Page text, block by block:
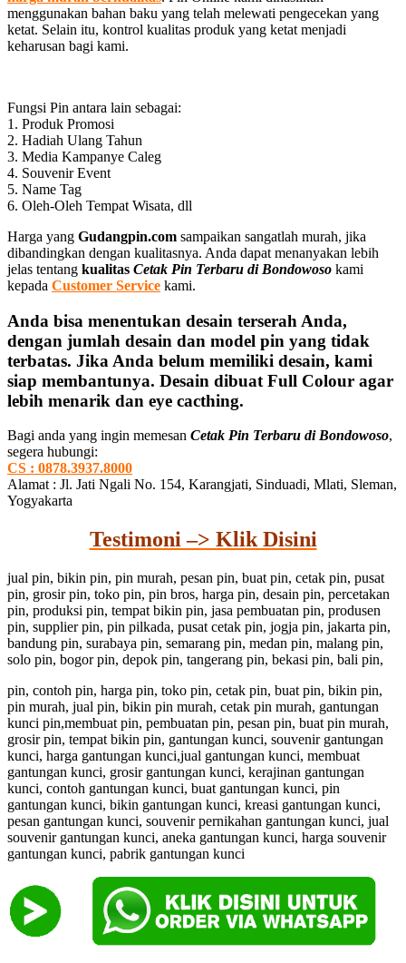
menggunakan bahan baku yang telah melewati pengecekan yang
ketat. Selain itu, kontrol kualitas produk yang ketat menjadi
keharusan bagi kami.
Fungsi Pin antara lain sebagai:
1. Produk Promosi
2. Hadiah Ulang Tahun
3. Media Kampanye Caleg
4. Souvenir Event
5. Name Tag
6. Oleh-Oleh Tempat Wisata, dll
Harga yang Gudangpin.com sampaikan sangatlah murah, jika
dibandingkan dengan kualitasnya. Anda dapat menanyakan lebih
jelas tentang kualitas Cetak Pin Terbaru di Bondowoso kami
kepada Customer Service kami.
Anda bisa menentukan desain terserah Anda,
dengan jumlah desain dan model pin yang tidak
terbatas. Jika Anda belum memiliki desain, kami
siap membantunya. Desain dibuat Full Colour agar
lebih menarik dan eye cacthing.
Bagi anda yang ingin memesan Cetak Pin Terbaru di Bondowoso,
segera hubungi:
CS : 0878.3937.8000
Alamat : Jl. Jati Ngali No. 154, Karangjati, Sinduadi, Mlati, Sleman,
Yogyakarta
Testimoni –> Klik Disini
jual pin, bikin pin, pin murah, pesan pin, buat pin, cetak pin, pusat
pin, grosir pin, toko pin, pin bros, harga pin, desain pin, percetakan
pin, produksi pin, tempat bikin pin, jasa pembuatan pin, produsen
pin, supplier pin, pin pilkada, pusat cetak pin, jogja pin, jakarta pin,
bandung pin, surabaya pin, semarang pin, medan pin, malang pin,
solo pin, bogor pin, depok pin, tangerang pin, bekasi pin, bali pin,
pin, contoh pin, harga pin, toko pin, cetak pin, buat pin, bikin pin,
pin murah, jual pin, bikin pin murah, cetak pin murah, gantungan
kunci pin,membuat pin, pembuatan pin, pesan pin, buat pin murah,
grosir pin, tempat bikin pin, gantungan kunci, souvenir gantungan
kunci, harga gantungan kunci,jual gantungan kunci, membuat
gantungan kunci, grosir gantungan kunci, kerajinan gantungan
kunci, contoh gantungan kunci, buat gantungan kunci, pin
gantungan kunci, bikin gantungan kunci, kreasi gantungan kunci,
pesan gantungan kunci, souvenir pernikahan gantungan kunci, jual
souvenir gantungan kunci, aneka gantungan kunci, harga souvenir
gantungan kunci, pabrik gantungan kunci